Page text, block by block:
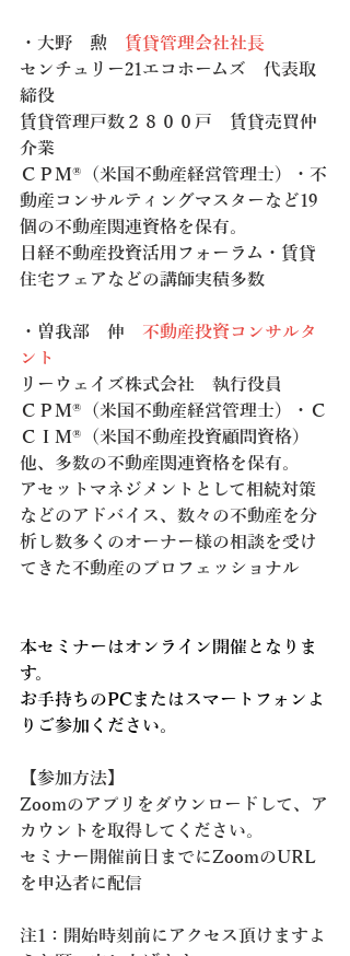
・大野　勲 賃貸管理会社社長
センチュリー21エコホームズ　代表取
締役
賃貸管理戸数２８００戸　賃貸売買仲
介業
ＣＰＭ®（米国不動産経営管理士）・不
動産コンサルティングマスターなど19
個の不動産関連資格を保有。
日経不動産投資活用フォーラム・賃貸
住宅フェアなどの講師実積多数
・曽我部　伸 不動産投資コンサルタ
ント
リーウェイズ株式会社　執行役員
ＣＰＭ®（米国不動産経営管理士）・Ｃ
ＣＩＭ®（米国不動産投資顧問資格）
他、多数の不動産関連資格を保有。
アセットマネジメントとして相続対策
などのアドバイス、数々の不動産を分
析し数多くのオーナー様の相談を受け
てきた不動産のプロフェッショナル
本セミナーはオンライン開催となりま
す。
お手持ちのPCまたはスマートフォンよ
りご参加ください。
【参加方法】
Zoomのアプリをダウンロードして、ア
カウントを取得してください。
セミナー開催前日までにZoomのURL
を申込者に配信
注1：開始時刻前にアクセス頂けますよ